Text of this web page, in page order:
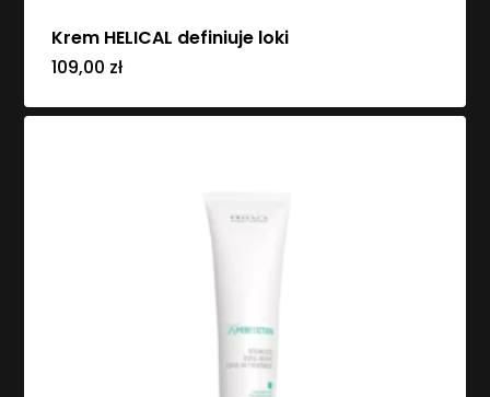
Go To Shop
Krem HELICAL definiuje loki
109,00 zł